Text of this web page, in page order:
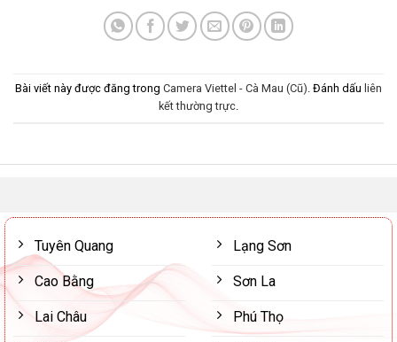
Bài viết này được đăng trong Camera Viettel - Cà Mau (Cũ). Đánh dấu liên
kết thường trực.
Tuyên Quang
Cao Bằng
Lai Châu
Lạng Sơn
Sơn La
Phú Thọ